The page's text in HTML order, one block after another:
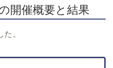
開催概要と結果
。